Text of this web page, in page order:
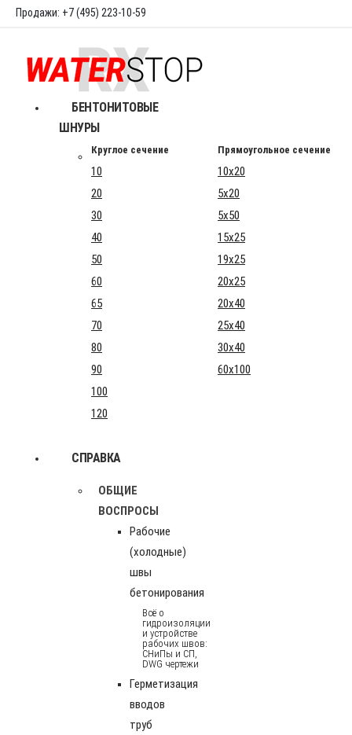
Продажи: +7 (495) 223-10-59
БЕНТОНИТОВЫЕ
ШНУРЫ
Круглое сечение Прямоугольное сечение
10
10x20
20
5x20
30
5x50
40
15x25
50
19x25
60
20x25
65
20x40
70
25x40
80
30x40
90
60x100
100
120
СПРАВКА
ОБЩИЕ
ВОСПРОСЫ
Рабочие
(холодные)
швы
бетонирования
Всё о
гидроизоляции
и устройстве
рабочих швов:
СНиПы и СП,
DWG чертежи
Герметизация
вводов
труб